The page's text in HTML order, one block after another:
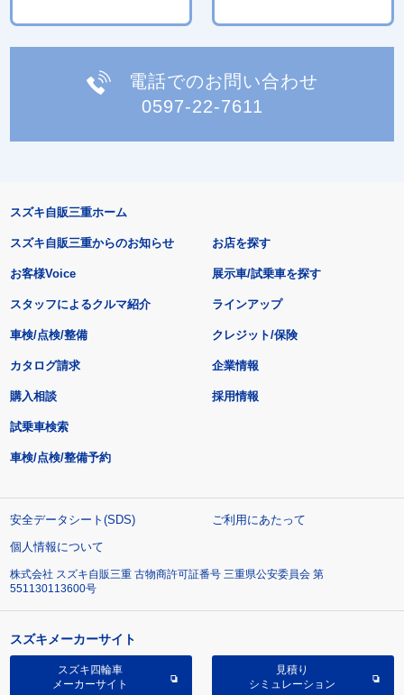
電話でのお問い合わせ
0597-22-7611
スズキ自販三重ホーム
スズキ自販三重からのお知らせ
お客様Voice
スタッフによるクルマ紹介
お店を探す
展示車/試乗車を探す
ラインアップ
車検/点検/整備 クレジット/保険
カタログ請求
購入相談
試乗車検索
車検/点検/整備予約
企業情報
採用情報
安全データシート(SDS)
ご利用にあたって
個人情報について
株式会社 スズキ自販三重 古物商許可証番号 三重県公安委員会 第
551130113600号
スズキメーカーサイト
スズキ四輪車
メーカーサイト
見積り
シミュレーション